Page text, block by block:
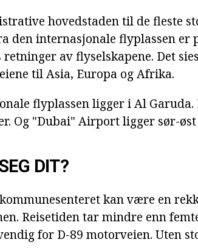
hovedstaden til de fleste
den internasjonale flyplassen er
av flyselskapene. Det
til Asia, Europa og Afrika.
flyplassen ligger i Al
Og "Dubai" Airport ligger sør-
DIT?
kan være en
Reisetiden tar mindre enn
for D-89 motorveien. Uten